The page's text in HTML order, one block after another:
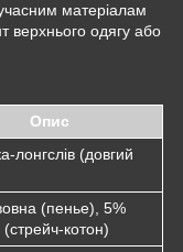
матеріалам
верхнього одягу або
Опис
лонгслів (довгий
(пенье), 5%
котон)